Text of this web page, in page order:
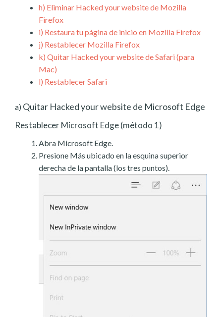
h) Eliminar Hacked your website de Mozilla
Firefox
i) Restaura tu página de inicio en Mozilla Firefox
j) Restablecer Mozilla Firefox
k) Quitar Hacked your website de Safari (para
Mac)
l) Restablecer Safari
a) Quitar Hacked your website de Microsoft Edge
Restablecer Microsoft Edge (método 1)
Abra Microsoft Edge.
Presione Más ubicado en la esquina superior
derecha de la pantalla (los tres puntos).